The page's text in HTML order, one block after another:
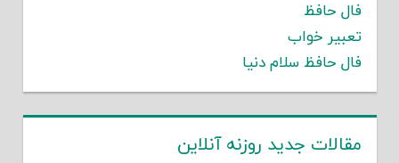
فال حافظ
تعبیر خواب
فال حافظ سلام دنیا
مقالات جدید روزنه آنلاین